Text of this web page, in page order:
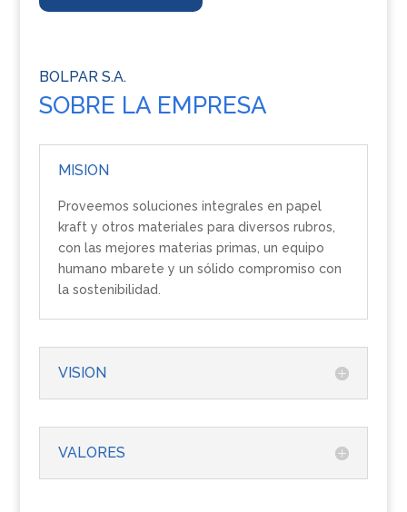
BOLPAR S.A.
SOBRE LA EMPRESA
MISION
Proveemos soluciones integrales en papel
kraft y otros materiales para diversos rubros,
con las mejores materias primas, un equipo
humano mbarete y un sólido compromiso con
la sostenibilidad.
VISION
VALORES